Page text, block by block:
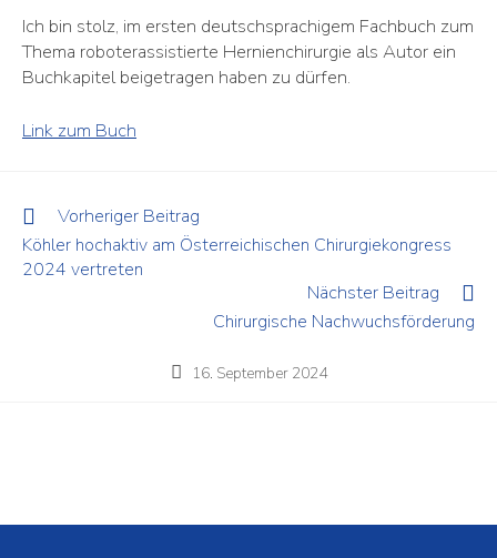
Ich bin stolz, im ersten deutschsprachigem Fachbuch zum
Thema roboterassistierte Hernienchirurgie als Autor ein
Buchkapitel beigetragen haben zu dürfen.
Link zum Buch
Vorheriger Beitrag
Köhler hochaktiv am Österreichischen Chirurgiekongress
2024 vertreten
Nächster Beitrag
Chirurgische Nachwuchs­förderung
16. September 2024